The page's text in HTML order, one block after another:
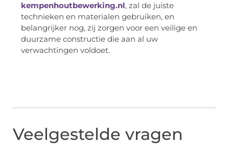
kempenhoutbewerking.nl, zal de juiste
technieken en materialen gebruiken, en
belangrijker nog, zij zorgen voor een veilige en
duurzame constructie die aan al uw
verwachtingen voldoet.
Veelgestelde vragen